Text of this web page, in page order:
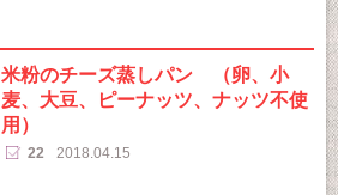
米粉のチーズ蒸しパン （卵、小
麦、大豆、ピーナッツ、ナッツ不使
用）
22 2018.04.15